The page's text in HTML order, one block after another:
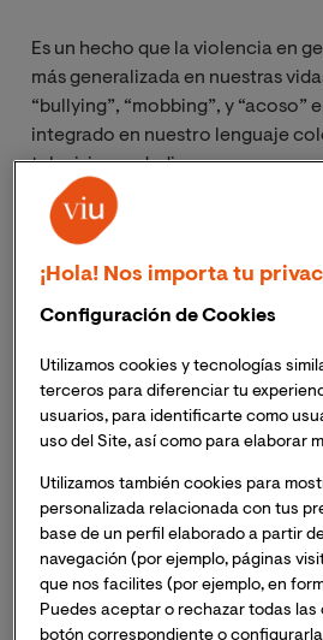
Es un hecho que la violencia en
más generalizada en nuestras
“bullying”, “mobbing”, y “acoso”
integrado en nuestro lenguaje
televisiones dedican programas
audiencia como el caso del
Objetivo (La Sexta) dedicó su
escolar
Existe por otra parte un
cursadas por alumnos muy
especializados y clases reducidas
en un ambiente distendido donde
sin lugar para violencia alguna.
relacionados con el acoso son
no merecen atención alguna.
Esto debieron pensar en
año 2013, cuando sedestapó el
¡Hola! Nos importa tu
Configuración de Cookies
Utilizamos cookies y tecnologías
terceros para diferenciar tu
usuarios, para identificarte como
uso del Site, así como para elaborar
Utilizamos también cookies para
personalizada relacionada con tus
base de un perfil elaborado a partir
navegación (por ejemplo, páginas
que nos facilites (por ejemplo, en
Puedes aceptar o rechazar todas las
botón correspondiente o